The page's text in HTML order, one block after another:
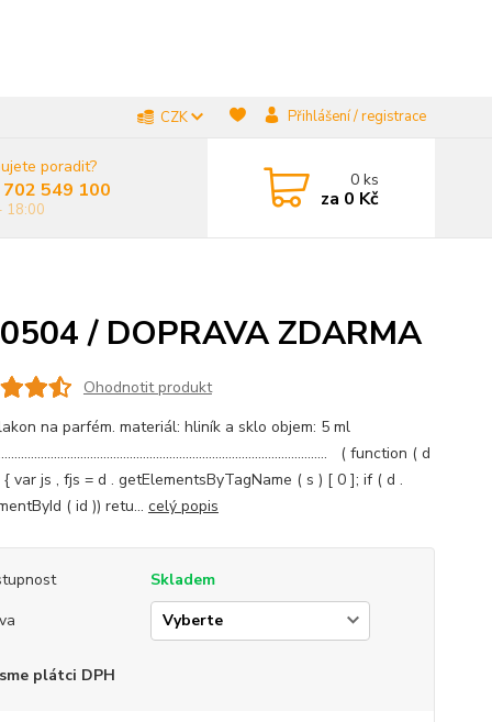
CZK Přihlášení / registrace
poradit?
549 100
18:00
0ks
za 0 Kč
/ DOPRAVA ZDARMA
Ohodnotit produkt
na parfém. materiál: hliník a sklo objem: 5 ml
( function ( d
{ var js , fjs = d . getElementsByTagName ( s ) [ 0 ]; if ( d .
( id )) retu... celý popis
Skladem
plátci DPH